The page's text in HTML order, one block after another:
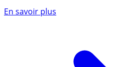
En savoir plus